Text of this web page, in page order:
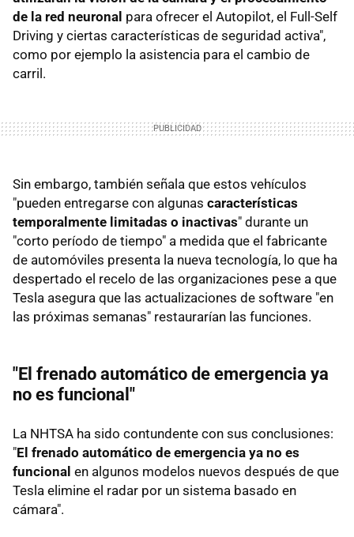
de la red neuronal para ofrecer el Autopilot, el Full-Self
Driving y ciertas características de seguridad activa",
como por ejemplo la asistencia para el cambio de
carril.
Sin embargo, también señala que estos vehículos
"pueden entregarse con algunas características
temporalmente limitadas o inactivas" durante un
"corto período de tiempo" a medida que el fabricante
de automóviles presenta la nueva tecnología, lo que ha
despertado el recelo de las organizaciones pese a que
Tesla asegura que las actualizaciones de software "en
las próximas semanas" restaurarían las funciones.
"El frenado automático de emergencia ya
no es funcional"
La NHTSA ha sido contundente con sus conclusiones:
"El frenado automático de emergencia ya no es
funcional en algunos modelos nuevos después de que
Tesla elimine el radar por un sistema basado en
cámara".